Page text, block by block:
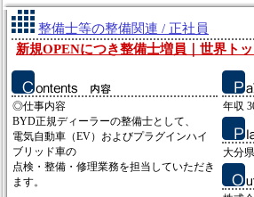
整備士等の整備関連 / 正社員
新規OPENにつき整備士増員｜世界ト
◎仕事内容
BYD正規ディーラーの整備士として、
電気自動車（EV）およびプラグインハイ
ブリッド車の
点検・整備・修理業務を担当していただき
ます。
年収
大分